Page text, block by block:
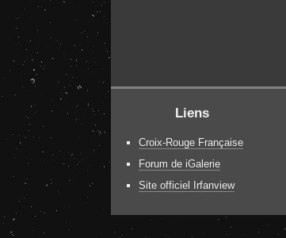
Liens
Croix-Rouge Française
Forum de iGalerie
Site officiel Irfanview